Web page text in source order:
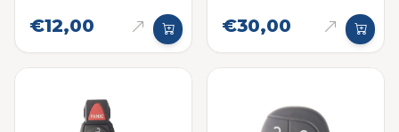
1/2
€12,00 €30,00